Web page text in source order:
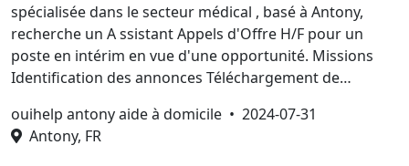
spécialisée dans le secteur médical , basé à Antony,
recherche un A ssistant Appels d'Offre H/F pour un
poste en intérim en vue d'une opportunité. Missions
Identification des annonces Téléchargement de…
ouihelp antony aide à domicile • 2024-07-31
Antony, FR